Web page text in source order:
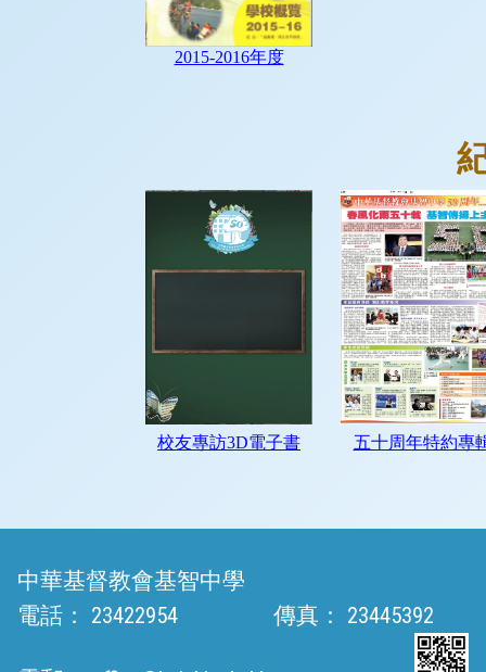
中華基督教會基智中學
電話：
23422954 傳真： 23445392